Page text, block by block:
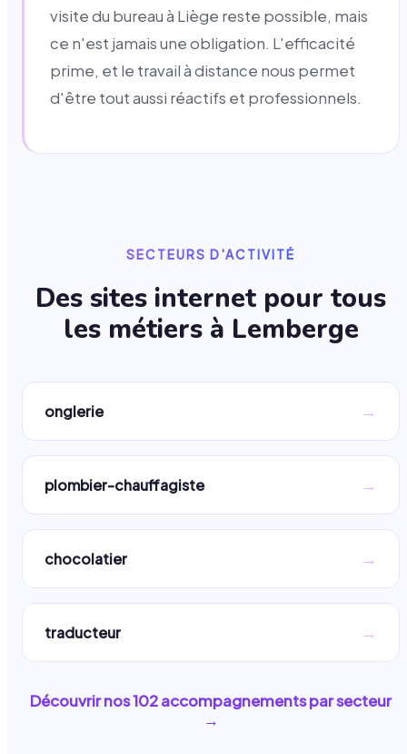
visite du bureau à Liège reste possible, mais
ce n'est jamais une obligation. L'efficacité
prime, et le travail à distance nous permet
d'être tout aussi réactifs et professionnels.
SECTEURS D'ACTIVITÉ
Des sites internet pour tous
les métiers à Lemberge
onglerie →
plombier-chauffagiste →
chocolatier →
traducteur →
Découvrir nos102accompagnements par secteur
→